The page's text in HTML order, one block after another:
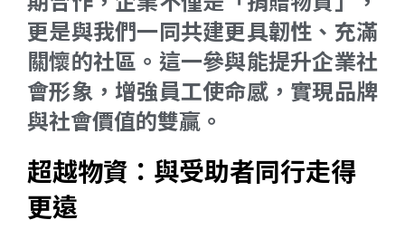
更是與我們一同共建更具韌性、充滿
關懷的社區。這一參與能提升企業社
會形象，增強員工使命感，實現品牌
與社會價值的雙贏。
超越物資：與受助者同行走得
更遠